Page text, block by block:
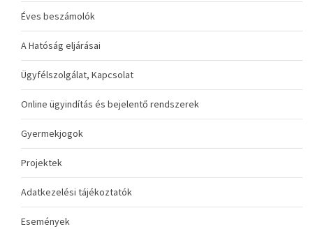
Éves beszámolók
A Hatóság eljárásai
Ügyfélszolgálat, Kapcsolat
Online ügyindítás és bejelentő rendszerek
Gyermekjogok
Projektek
Adatkezelési tájékoztatók
Események